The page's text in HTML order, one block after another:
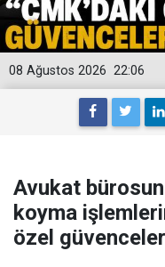
22:06
08 Ağustos 2026
Avukat
koyma
özel